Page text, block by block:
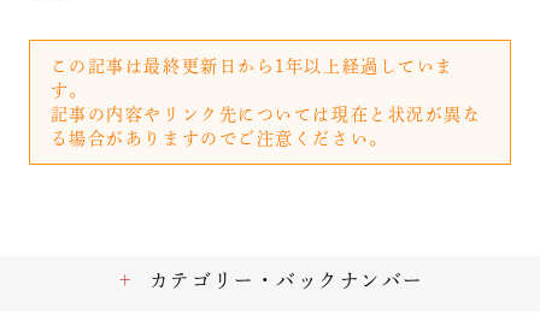
この記事は最終更新日から1年以上経過していま
す。
記事の内容やリンク先については現在と状況が異な
る場合がありますのでご注意ください。
カテゴリー・バックナンバー